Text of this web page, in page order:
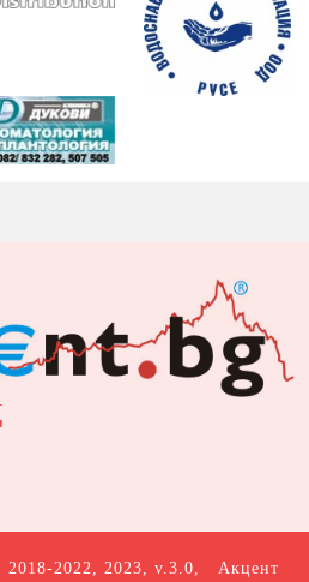
2018-2022, 2023, v.3.0, Акцент